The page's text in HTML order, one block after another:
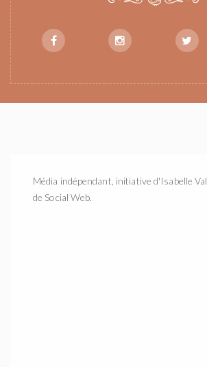
Média indépendant, initiative d'Isabelle
de Social Web.